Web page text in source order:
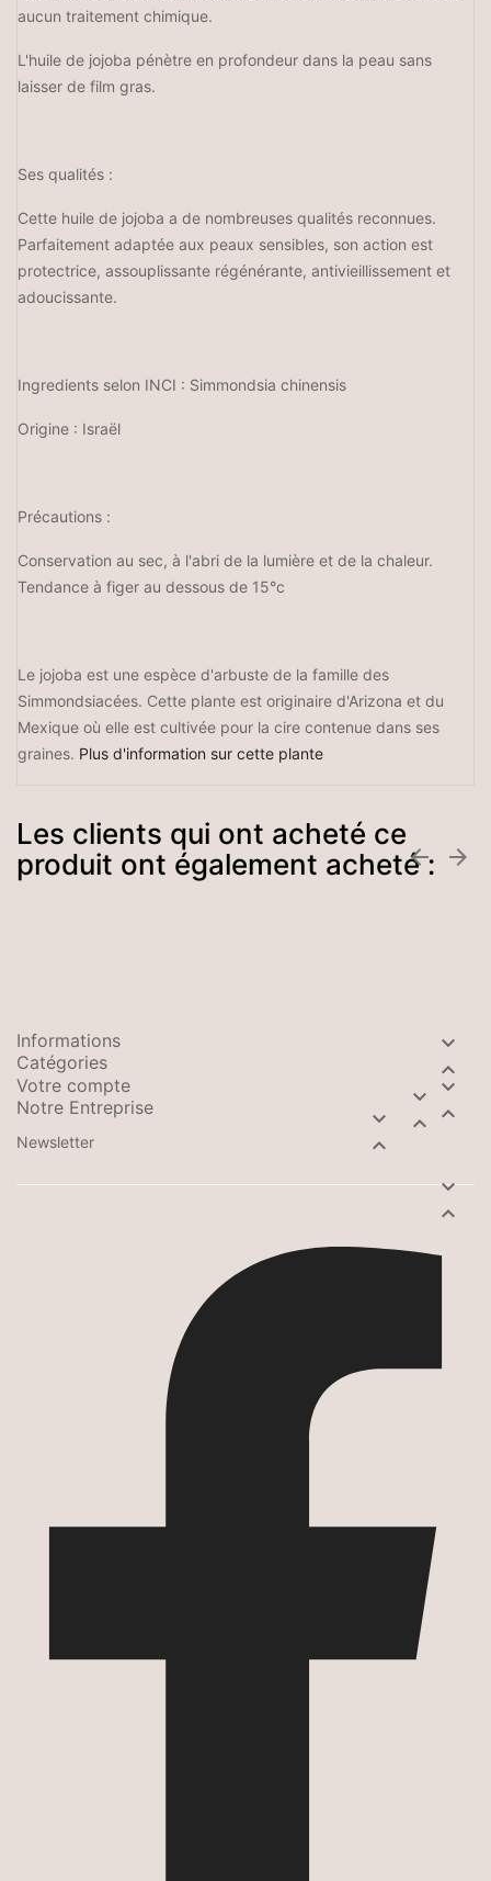
aucun traitement chimique.
L'huile de jojoba pénètre en profondeur dans la peau sans
laisser de film gras.
Ses qualités :
Cette huile de jojoba a de nombreuses qualités reconnues.
Parfaitement adaptée aux peaux sensibles, son action est
protectrice, assouplissante régénérante, antivieillissement et
adoucissante.
Ingredients selon INCI : Simmondsia chinensis
Origine : Israël
Précautions :
Conservation au sec, à l'abri de la lumière et de la chaleur.
Tendance à figer au dessous de 15°c
Le jojoba est une espèce d'arbuste de la famille des
Simmondsiacées. Cette plante est originaire d'Arizona et du
Mexique où elle est cultivée pour la cire contenue dans ses
graines. Plus d'information sur cette plante
Les clients qui ont acheté ce
produit ont également acheté :
 
Informations


Catégories


Votre compte


Notre Entreprise


Newsletter

